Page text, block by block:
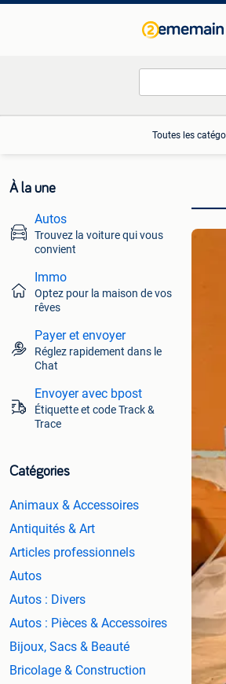
Toutes les
À la une
Autos
Trouvez la voiture qui vous
convient
Immo
Optez pour la maison de vos
rêves
Payer et envoyer
Réglez rapidement dans le
Chat
Envoyer avec bpost
Étiquette et code Track &
Trace
Catégories
Animaux & Accessoires
Antiquités & Art
Articles professionnels
Autos
Autos : Divers
Autos : Pièces & Accessoires
Bijoux, Sacs & Beauté
Bricolage & Construction